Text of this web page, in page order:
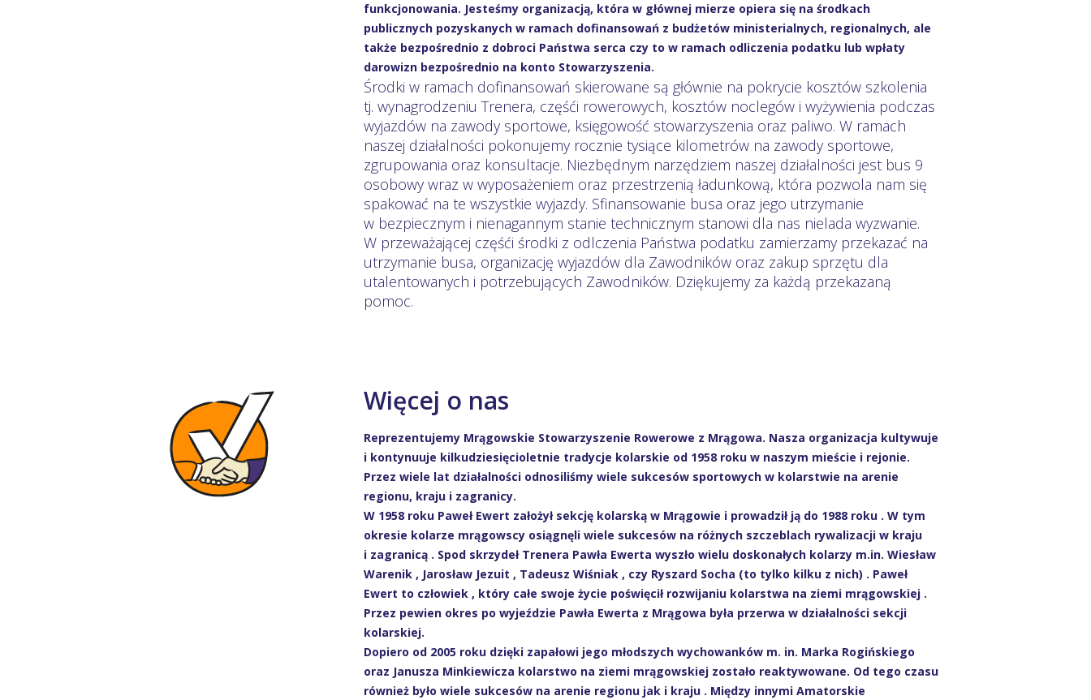
funkcjonowania. Jesteśmy organizacją, która w głównej mierze opiera się na środkach
publicznych pozyskanych w ramach dofinansowań z budżetów ministerialnych, regionalnych, ale
także bezpośrednio z dobroci Państwa serca czy to w ramach odliczenia podatku lub wpłaty
darowizn bezpośrednio na konto Stowarzyszenia.
Środki w ramach dofinansowań skierowane są głównie na pokrycie kosztów szkolenia
tj. wynagrodzeniu Trenera, częśći rowerowych, kosztów noclegów i wyżywienia podczas
wyjazdów na zawody sportowe, księgowość stowarzyszenia oraz paliwo. W ramach
naszej działalności pokonujemy rocznie tysiące kilometrów na zawody sportowe,
zgrupowania oraz konsultacje. Niezbędnym narzędziem naszej działalności jest bus 9
osobowy wraz w wyposażeniem oraz przestrzenią ładunkową, która pozwola nam się
spakować na te wszystkie wyjazdy. Sfinansowanie busa oraz jego utrzymanie
w bezpiecznym i nienagannym stanie technicznym stanowi dla nas nielada wyzwanie.
W przeważającej częśći środki z odlczenia Państwa podatku zamierzamy przekazać na
utrzymanie busa, organizację wyjazdów dla Zawodników oraz zakup sprzętu dla
utalentowanych i potrzebujących Zawodników. Dziękujemy za każdą przekazaną
pomoc.
Więcej o nas
Reprezentujemy Mrągowskie Stowarzyszenie Rowerowe z Mrągowa. Nasza organizacja kultywuje
i kontynuuje kilkudziesięcioletnie tradycje kolarskie od 1958 roku w naszym mieście i rejonie.
Przez wiele lat działalności odnosiliśmy wiele sukcesów sportowych w kolarstwie na arenie
regionu, kraju i zagranicy.
W 1958 roku Paweł Ewert założył sekcję kolarską w Mrągowie i prowadził ją do 1988 roku . W tym
okresie kolarze mrągowscy osiągnęli wiele sukcesów na różnych szczeblach rywalizacji w kraju
i zagranicą . Spod skrzydeł Trenera Pawła Ewerta wyszło wielu doskonałych kolarzy m.in. Wiesław
Warenik , Jarosław Jezuit , Tadeusz Wiśniak , czy Ryszard Socha (to tylko kilku z nich) . Paweł
Ewert to człowiek , który całe swoje życie poświęcił rozwijaniu kolarstwa na ziemi mrągowskiej .
Przez pewien okres po wyjeździe Pawła Ewerta z Mrągowa była przerwa w działalności sekcji
kolarskiej.
Dopiero od 2005 roku dzięki zapałowi jego młodszych wychowanków m. in. Marka Rogińskiego
oraz Janusza Minkiewicza kolarstwo na ziemi mrągowskiej zostało reaktywowane. Od tego czasu
również było wiele sukcesów na arenie regionu jak i kraju . Między innymi Amatorskie